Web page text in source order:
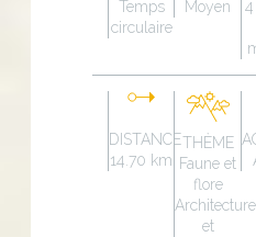
Temps
circulaire
Moyen
DISTANCE
14.70 km
THÈME
Faune et
flore
Architecture
et